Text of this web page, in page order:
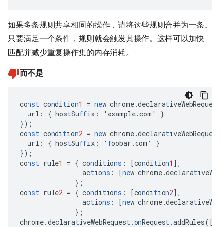
如果多条规则共享相同的操作，请将这些规则合并为一条。
只要满足一个条件，规则就会触发其操作。这样可以加快
匹配并减少重复操作集的内存消耗。
而不是
const condition1 = new chrome.declarativeWebReques
url : { hostSuffix : 'example.com'
}
});
const condition2 = new chrome.declarativeWebReques
url : { hostSuffix : ' foobar.com'
}
});
const rule1 = { conditions : [condition1 ],
actions : [new chrome.declarat
} ;
const rule2 = { conditions : [condition2],
actions : [new chrome.declarat
} ;
chrome.declarativeWebRequest .onRequest .addRules( [